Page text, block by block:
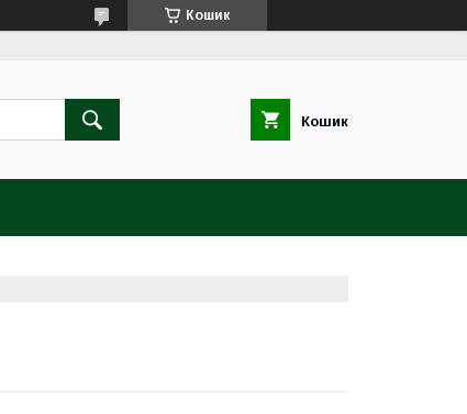
Кошик
Кошик